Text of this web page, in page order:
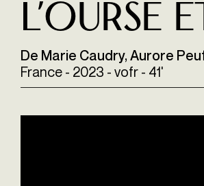
L’ourse
De Marie Caudry, Aurore
France - 2023 - vofr - 41'